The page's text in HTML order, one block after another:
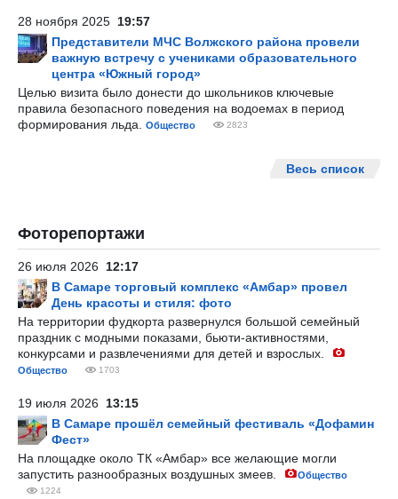
28 ноября 2025 19:57
Представители МЧС Волжского района провели
важную встречу с учениками образовательного
центра «Южный город»
Целью визита было донести до школьников ключевые
правила безопасного поведения на водоемах в период
формирования льда.
Общество 2823
Весь список
Фоторепортажи
26 июля 2026 12:17
В Самаре торговый комплекс «Амбар» провел
День красоты и стиля: фото
На территории фудкорта развернулся большой семейный
праздник с модными показами, бьюти-активностями,
конкурсами и развлечениями для детей и взрослых.
Общество 1703
19 июля 2026 13:15
В Самаре прошёл семейный фестиваль «Дофамин
Фест»
На площадке около ТК «Амбар» все желающие могли
запустить разнообразных воздушных змеев.
Общество
1224